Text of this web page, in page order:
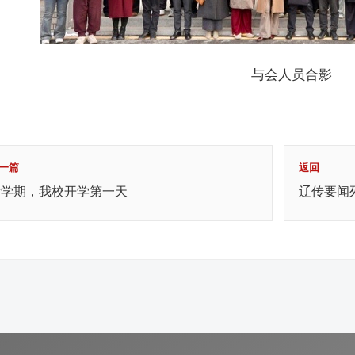
与会人员合影
篇
期，我校开学第一天
返回
辽传要闻